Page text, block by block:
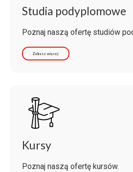
Studia podyplomowe
Poznaj naszą ofertę studiów
Zobacz więcej
Kursy
Poznaj naszą ofertę kursów.